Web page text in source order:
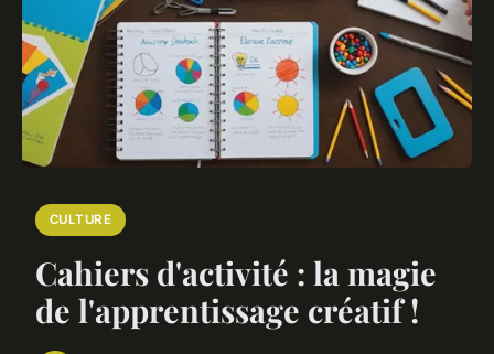
CULTURE
Cahiers d'activité : la magie
de l'apprentissage créatif !